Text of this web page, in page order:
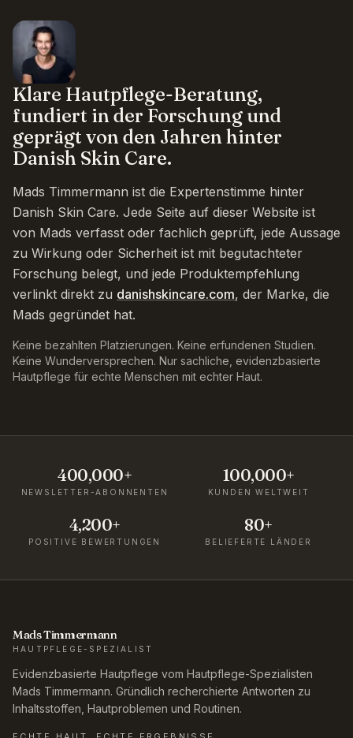
Klare Hautpflege-Beratung,
fundiert in der Forschung und
geprägt von den Jahren hinter
Danish Skin Care.
Mads Timmermann ist die Expertenstimme hinter
Danish Skin Care. Jede Seite auf dieser Website ist
von Mads verfasst oder fachlich geprüft, jede Aussage
zu Wirkung oder Sicherheit ist mit begutachteter
Forschung belegt, und jede Produktempfehlung
verlinkt direkt zu danishskincare.com, der Marke, die
Mads gegründet hat.
Keine bezahlten Platzierungen. Keine erfundenen Studien.
Keine Wunderversprechen. Nur sachliche, evidenzbasierte
Hautpflege für echte Menschen mit echter Haut.
400,000+
NEWSLETTER-ABONNENTEN
100,000+
KUNDEN WELTWEIT
4,200+
POSITIVE BEWERTUNGEN
80+
BELIEFERTE LÄNDER
Mads Timmermann
HAUTPFLEGE-SPEZIALIST
Evidenzbasierte Hautpflege vom Hautpflege-Spezialisten
Mads Timmermann. Gründlich recherchierte Antworten zu
Inhaltsstoffen, Hautproblemen und Routinen.